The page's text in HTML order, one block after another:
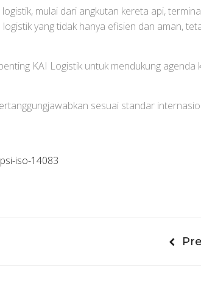
mulai dari angkutan kereta api,
yang tidak hanya efisien dan aman,
KAI Logistik untuk mendukung agenda
sesuai standar
iso-14083